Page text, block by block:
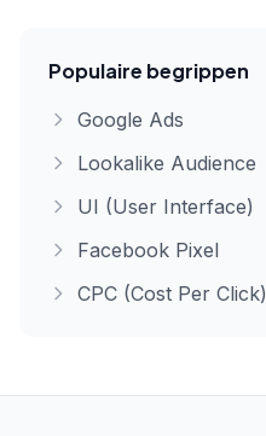
Populaire begrippen
Google Ads
Lookalike Audience
UI (User Interface)
Facebook Pixel
CPC (Cost Per Click)